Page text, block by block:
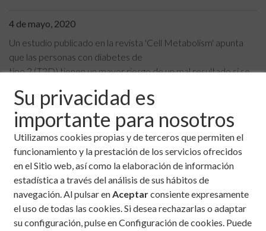
Su privacidad es
importante para nosotros
Utilizamos cookies propias y de terceros que permiten el
funcionamiento y la prestación de los servicios ofrecidos
en el Sitio web, así como la elaboración de información
estadística a través del análisis de sus hábitos de
navegación. Al pulsar enAceptarconsiente expresamente
el uso de todas las cookies. Si desea rechazarlas o adaptar
su configuración, pulse en Configuración de cookies. Puede
4 de mayo, 2020
Un estudio publicado en la revista 'Cell Metabolism' apunta
que las personas con diabetes de
tipo 2 (T2D) tienen un mayor riesgo de un mal resultado si se
19. Pero, sin embargo, hay algunas noticias alentadoras: las
personas con T2D cuyo azúcar
en la sangre está bien controlada se desempeñan mucho
mejor que aquellas con un control
más deficiente del azúcar en la sangre.
"Nos sorprendió ver resultados tan favorables en el grupo de
en sangre bien controlado entre los pacientes con
COVID-19 y diabetes de tipo 2 preexistente. Teniendo
en cuenta que las personas con diabetes tenían un riesgo